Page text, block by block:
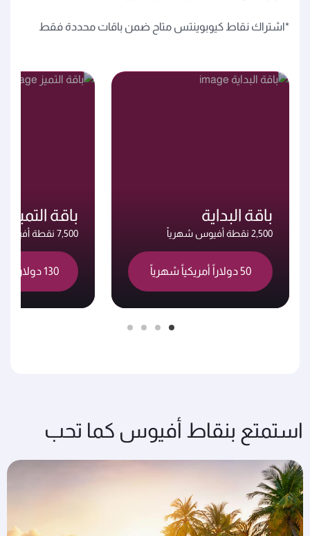
*اشتراك نقاط كيوبوينتس متاح ضمن باقات محددة فقط
باقة البداية
2,500 نقطة أفيوس شهرياً
50 دولاراً أمريكياً شهرياً
باقة التميز
7,500 نقطة أفيوس شهرياً
130 دولاراً أمريكياً شهرياً
استمتع بنقاط أفيوس كما تحب